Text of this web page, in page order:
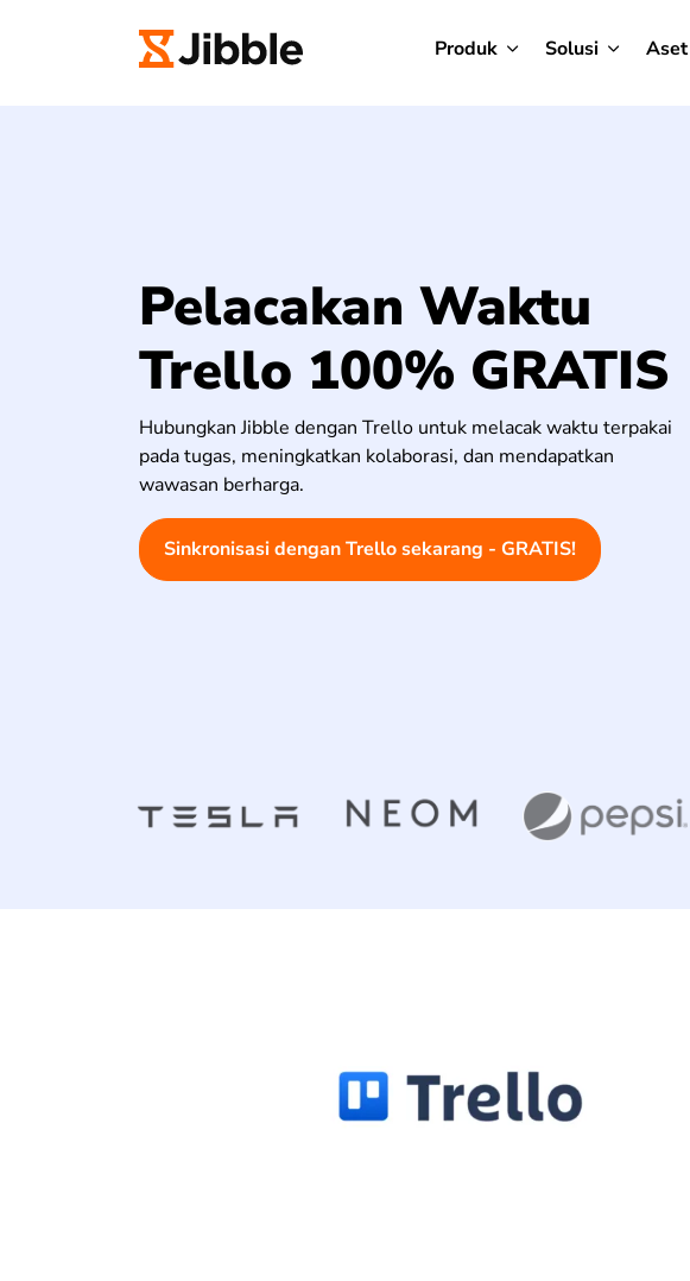
Produk Solusi Aset
Pelacakan Waktu
Trello 100% GRATIS
Hubungkan Jibble dengan Trello untuk melacak waktu terpakai
pada tugas, meningkatkan kolaborasi, dan mendapatkan
wawasan berharga.
Sinkronisasi dengan Trello sekarang - GRATIS!